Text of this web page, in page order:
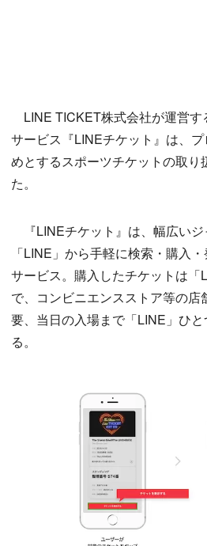
LINE TICKET株式会社が運営す
サービス『LINEチケット』は、
めとするスポーツチケットの取り
た。
『LINEチケット』は、幅広い
「LINE」から手軽に検索・購入
サービス。購入したチケットは
で、コンビニエンスストア等の店
要、当日の入場まで「LINE」ひ
る。